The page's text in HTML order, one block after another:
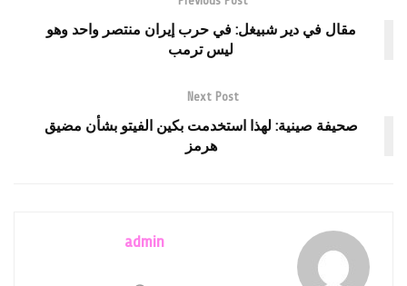
مقال في دير شبيغل: في حرب إيران منتصر واحد وهو
ليس ترمب
Next Post
صحيفة صينية: لهذا استخدمت بكين الفيتو بشأن مضيق
هرمز
admin